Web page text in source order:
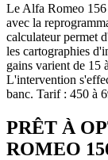
Le Alfa Romeo 156
avec la
calculateur permet
les cartographies
gains varient de 15
L'intervention
banc. Tarif : 450 à
PRÊT À
ROMEO